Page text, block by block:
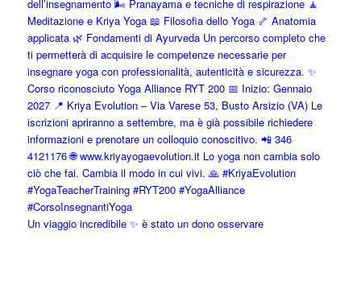
Un viaggio incredibile ✨ è stato un dono osservare